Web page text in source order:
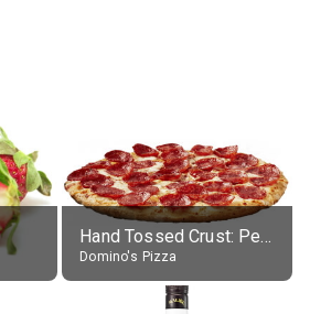
Hand Tossed Crust: Pepperoni Pizza (Large 14")
Domino's Pizza